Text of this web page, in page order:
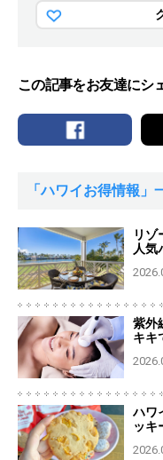
この記事をお友達にシ
「ハワイお得情報」
リゾ
人気
紫外
キキ
ハワ
ッキ